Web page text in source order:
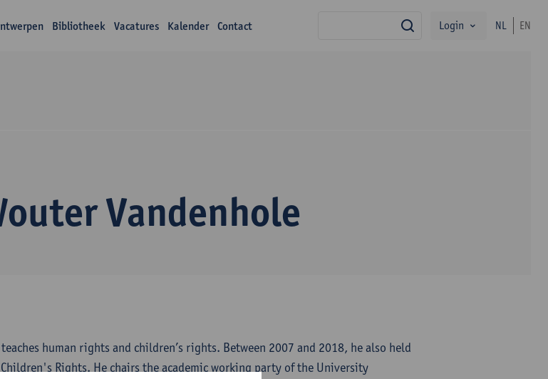
Bibliotheek Vacatures Kalender Contact zoekLogin NL EN
Vandenhole
human rights and children’s rights. Between 2007 and 2018, he also held
Children's Rights. He chairs the academic working party of the University